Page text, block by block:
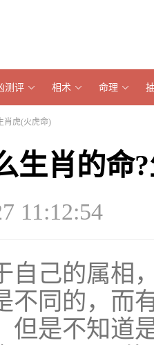
测评 相术 命理
肖虎(火虎命)
生肖的命
11:12:54
自己的属相
不同的，而
但是不知道